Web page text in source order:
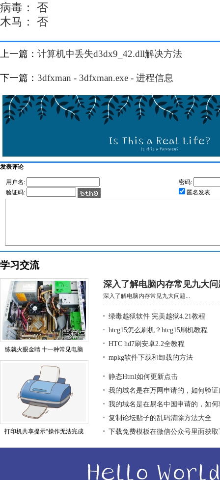
病毒： 否
木马： 否
上一篇： 计算机中丢失d3dx9_42.dll解决方法
下一篇： 3dfxman - 3dfxman.exe - 进程信息
发表评论
用户名:
密码:
验证码:
匿名发表
学习交流
练就火眼金睛 十一种常见电脑
打印机共享提示“操作无法完成
深入了解电脑内存常见九大问
深入了解电脑内存常见九大问题...
绿毒越狱软件 完美越狱4.21教程
htcg15怎么刷机？htcg15刷机教程
HTC hd7刷安卓2.2全教程
mpkg软件下载和卸载的方法
静态Html如何更新点击
我的域名是在万网申请的，如何验
我的域名是在易名中国申请的，如
复制论坛贴子的乱码清除方法大全
下载免费模板在微信公众号里面获